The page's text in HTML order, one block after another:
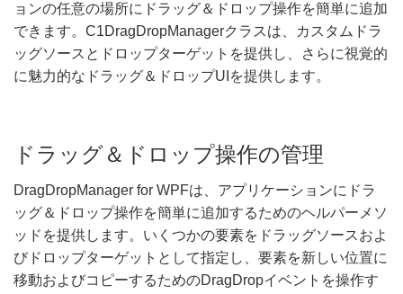
ョンの任意の場所にドラッグ＆ドロップ操作を簡単に追加
できます。C1DragDropManagerクラスは、カスタムドラ
ッグソースとドロップターゲットを提供し、さらに視覚的
に魅力的なドラッグ＆ドロップUIを提供します。
ドラッグ＆ドロップ操作の管理
DragDropManager for WPFは、アプリケーションにドラ
ッグ＆ドロップ操作を簡単に追加するためのヘルパーメソ
ッドを提供します。いくつかの要素をドラッグソースおよ
びドロップターゲットとして指定し、要素を新しい位置に
移動およびコピーするためのDragDropイベントを操作す